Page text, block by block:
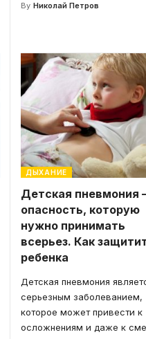
By Николай Петров
ДЫХАНИЕ
Детская пневмония
опасность, которую
нужно принимать
всерьез. Как
ребенка
Детская пневмония
серьезным заболеванием,
которое может привести к
осложнениям и даже к